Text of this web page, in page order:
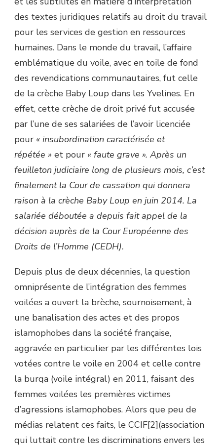
des textes juridiques relatifs au droit du travail
pour les services de gestion en ressources
humaines. Dans le monde du travail, l’affaire
emblématique du voile, avec en toile de fond
des revendications communautaires, fut celle
de la crèche Baby Loup dans les Yvelines. En
effet, cette crèche de droit privé fut accusée
par l’une de ses salariées de l’avoir licenciée
pour « insubordination caractérisée et
répétée » et pour « faute grave ». Après un
feuilleton judiciaire long de plusieurs mois, c’est
finalement la Cour de cassation qui donnera
raison à la crèche Baby Loup en juin 2014. La
salariée déboutée a depuis fait appel de la
décision auprès de la Cour Européenne des
Droits de l’Homme (CEDH).
Depuis plus de deux décennies, la question
omniprésente de l’intégration des femmes
voilées a ouvert la brèche, sournoisement, à
une banalisation des actes et des propos
islamophobes dans la société française,
aggravée en particulier par les différentes lois
votées contre le voile en 2004 et celle contre
la burqa (voile intégral) en 2011, faisant des
femmes voilées les premières victimes
d’agressions islamophobes. Alors que peu de
médias relatent ces faits, le CCIF[2](association
qui luttait contre les discriminations envers les